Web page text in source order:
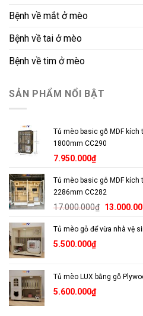
Bệnh về mắt ở mèo
Bệnh về tai ở mèo
Bệnh về tim ở mèo
SẢN PHẨM NỔI BẬT
Tủ mèo basic gỗ MDF
1800mm CC290
7.950.000₫
Tủ mèo basic gỗ MDF
2286mm CC282
17.000.000₫ Giá
là:
Tủ mèo gỗ để vừa nhà vệ
5.500.000₫
Tủ mèo LUX bằng gỗ
5.600.000₫